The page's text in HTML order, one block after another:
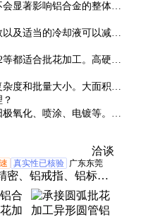
显著影响铝合金的整体强
进行力学性能测试以确保
及适当的冷却液可以减少
，如振动抛光或化学抛
等都适合批花加工。高硬度
损会更快。
度和批量大小。大面积、
。
氧化、喷涂、电镀等。阳
同时保留纹理效果。
洽谈
真实性已核验 广东东莞
密、铝戒指、铝标
铝饰品、铝手圈、cd
控cnc、高光边、cnc